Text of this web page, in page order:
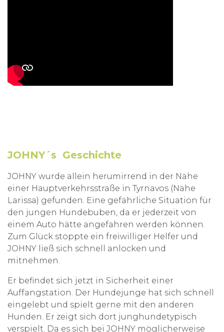
JOHNY´s Geschichte
JOHNY wurde allein herumirrend in der Nähe
einer Hauptverkehrsstraße in Tyrnavos (Nähe
Larissa) gefunden. Eine gefährliche Situation für
den jungen Hundebuben, da er jederzeit von
einem Auto hätte angefahren werden können.
Zum Glück stoppte ein freiwilliger Helfer und
JOHNY ließ sich schnell anlocken und
mitnehmen.
Er befindet sich jetzt in Sicherheit einer
Auffangstation. Der Hundejunge hat sich schnell
eingelebt und spielt gerne mit den anderen
Hunden. Er zeigt sich dort junghundetypisch
verspielt. Da es sich bei JOHNY möglicherweise